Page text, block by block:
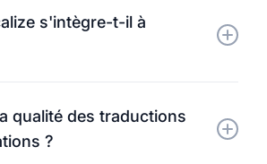
s'intègre-t-il à
le contenu destiné aux
les articles de la base de
qualité des traductions
?